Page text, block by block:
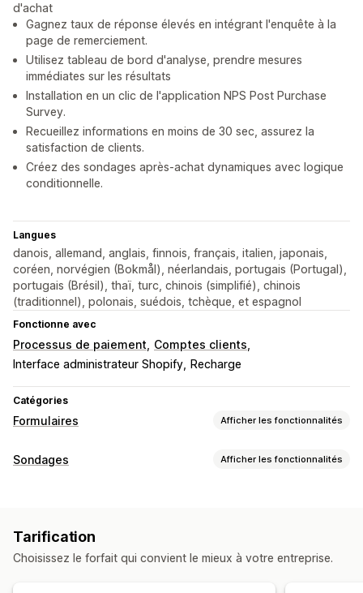
d'achat
Gagnez taux de réponse élevés en intégrant l'enquête à la
page de remerciement.
Utilisez tableau de bord d'analyse, prendre mesures
immédiates sur les résultats
Installation en un clic de l'application NPS Post Purchase
Survey.
Recueillez informations en moins de 30 sec, assurez la
satisfaction de clients.
Créez des sondages après-achat dynamiques avec logique
conditionnelle.
Langues
danois, allemand, anglais, finnois, français, italien, japonais,
coréen, norvégien (Bokmål), néerlandais, portugais (Portugal),
portugais (Brésil), thaï, turc, chinois (simplifié), chinois
(traditionnel), polonais, suédois, tchèque, et espagnol
Fonctionne avec
Processus de paiement Comptes clients
Interface administrateur Shopify
Recharge
Catégories
Formulaires Afficher les fonctionnalités
Types de formulaires
Police et couleur
JavaScript personnalisé
Formulaires intégrés
Sondages Afficher les fonctionnalités
Importations de fichiers
Tarification
Choisissez le forfait qui convient le mieux à votre entreprise.